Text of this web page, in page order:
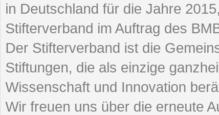
in Deutschland für die Jahre
Stifterverband im Auftrag des
Der Stifterverband ist die
Stiftungen, die als einzige
Wissenschaft und Innovation
Wir freuen uns über die erneute